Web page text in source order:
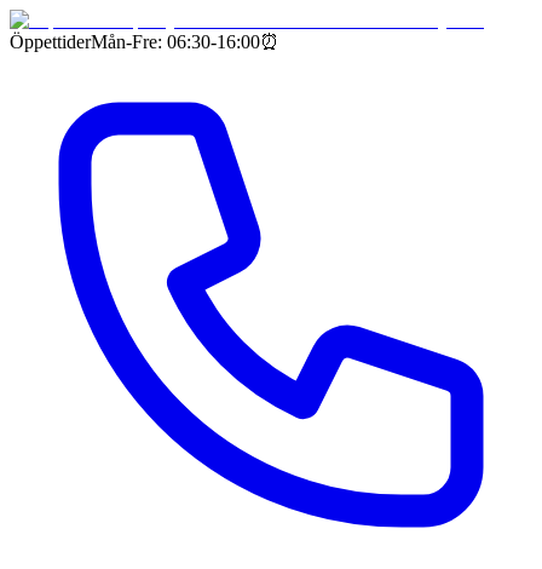
ÖppettiderMån-Fre: 06:30-16:00⏰